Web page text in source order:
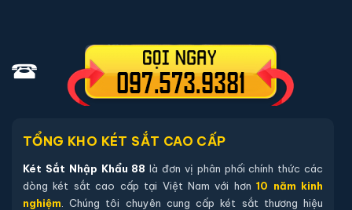
thời gian trước khi đến quý khách hàng hãy liên hệ
trước với chúng tôi để kiểm tra mẫu sản phẩm của
quý khách hàng còn hàng tại hệ thống kho không, nếu
thể qua xem trực tiếp, trường hợp không có két sắt
tới quý khách
TỔNG KHO KÉT SẮT CAO CẤP
Két Sắt Nhập Khẩu 88 là đơn vị phân phối chính thức các
dòng két sắt cao cấp tại Việt Nam với hơn10 năm kinh
nghiệm . Chúng tôi chuyên cung cấp két sắt thương hiệu